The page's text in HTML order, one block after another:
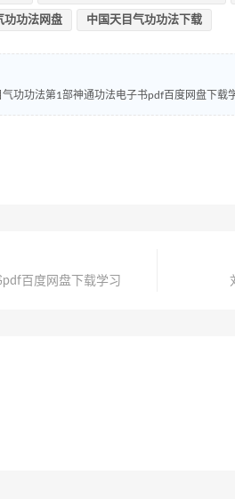
功功法网盘 中国天目气功功法下载
功功法第1部神通功法电子书pdf百度网盘下载
百度网盘下载学习